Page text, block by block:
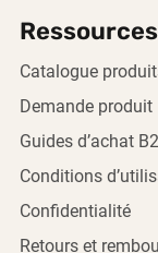
Catalogue
Demande produit
Guides d’achat
Conditions
Confidentialité
Retours et